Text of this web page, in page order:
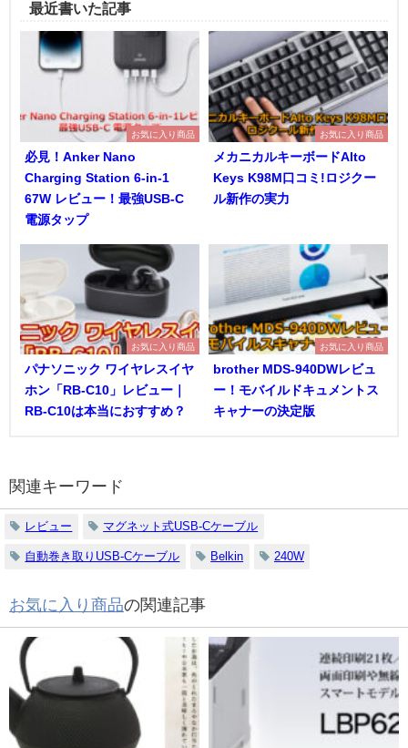
最近書いた記事
お気に入り商品
必見！Anker Nano
Charging Station 6-in-1
67W レビュー！最強USB-C
電源タップ
お気に入り商品
メカニカルキーボードAlto
Keys K98M口コミ!ロジクー
ル新作の実力
お気に入り商品
パナソニック ワイヤレスイヤ
ホン「RB-C10」レビュー｜
RB-C10は本当におすすめ？
お気に入り商品
brother MDS-940DWレビュ
ー！モバイルドキュメントス
キャナーの決定版
関連キーワード
レビュー マグネット式USB-Cケーブル
自動巻き取りUSB-Cケーブル Belkin 240W
お気に入り商品の関連記事